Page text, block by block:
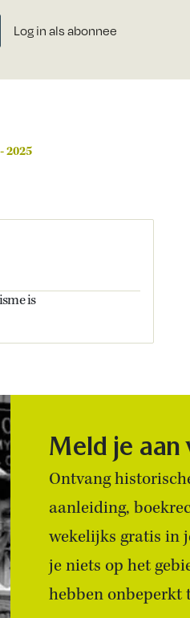
Log in als abonnee
2025
is
Meld je
Ontvang
aanleiding,
wekelijks gratis in
je niets op het
hebben onbeperkt